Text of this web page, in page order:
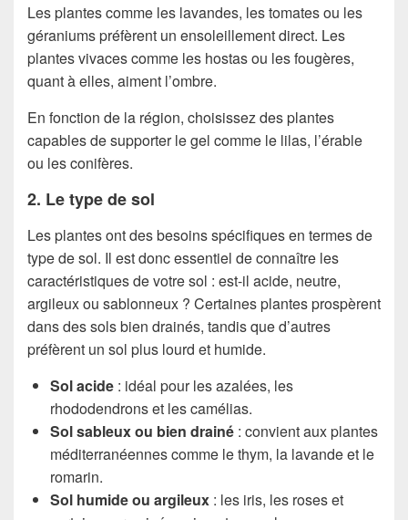
Les plantes comme les lavandes, les tomates ou les
géraniums préfèrent un ensoleillement direct. Les
plantes vivaces comme les hostas ou les fougères,
quant à elles, aiment l’ombre.
En fonction de la région, choisissez des plantes
capables de supporter le gel comme le lilas, l’érable
ou les conifères.
2. Le type de sol
Les plantes ont des besoins spécifiques en termes de
type de sol. Il est donc essentiel de connaître les
caractéristiques de votre sol : est-il acide, neutre,
argileux ou sablonneux ? Certaines plantes prospèrent
dans des sols bien drainés, tandis que d’autres
préfèrent un sol plus lourd et humide.
Sol acide : idéal pour les azalées, les
rhododendrons et les camélias.
Sol sableux ou bien drainé : convient aux plantes
méditerranéennes comme le thym, la lavande et le
romarin.
Sol humide ou argileux : les iris, les roses et